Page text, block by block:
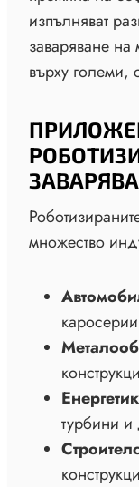
изпълняват
заваряване
върху големи,
множество
турбини